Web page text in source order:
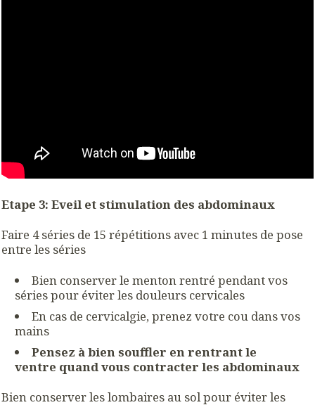
Etape 3: Eveil et stimulation des abdominaux
Faire 4 séries de 15 répétitions avec 1 minutes de pose
entre les séries
Bien conserver le menton rentré pendant vos
séries pour éviter les douleurs cervicales
En cas de cervicalgie, prenez votre cou dans vos
mains
Pensez à bien souffler en rentrant le
ventre quand vous contracter les abdominaux
Bien conserver les lombaires au sol pour éviter les